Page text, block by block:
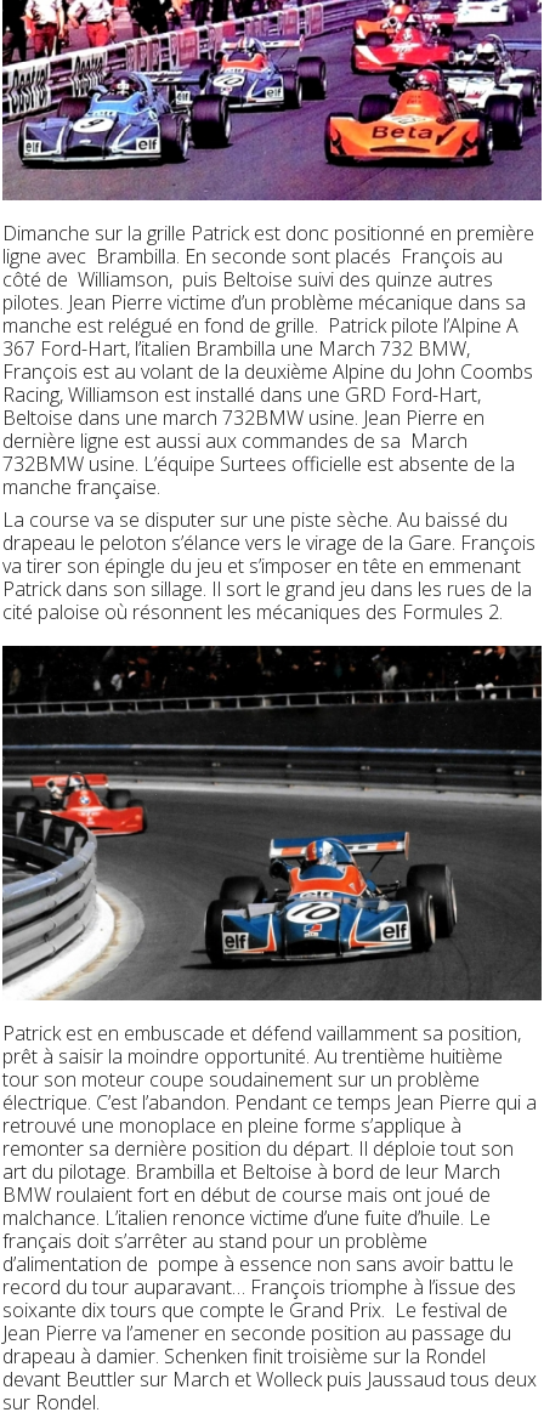
Dimanche sur la grille Patrick est donc positionné en première
ligne avec Brambilla. En seconde sont placés François au
côté de Williamson, puis Beltoise suivi des quinze autres
pilotes. Jean Pierre victime d’un problème mécanique dans sa
manche est relégué en fond de grille. Patrick pilote l’Alpine A
367 Ford-Hart, l’italien Brambilla une March 732 BMW,
François est au volant de la deuxième Alpine du John Coombs
Racing, Williamson est installé dans une GRD Ford-Hart,
Beltoise dans une march 732BMW usine. Jean Pierre en
dernière ligne est aussi aux commandes de sa March
732BMW usine. L’équipe Surtees officielle est absente de la
manche française.
La course va se disputer sur une piste sèche. Au baissé du
drapeau le peloton s’élance vers le virage de la Gare. François
va tirer son épingle du jeu et s’imposer en tête en emmenant
Patrick dans son sillage. Il sort le grand jeu dans les rues de la
cité paloise où résonnent les mécaniques des Formules 2.
Patrick est en embuscade et défend vaillamment sa position,
prêt à saisir la moindre opportunité. Au trentième huitième
tour son moteur coupe soudainement sur un problème
électrique. C’est l’abandon. Pendant ce temps Jean Pierre qui a
retrouvé une monoplace en pleine forme s’applique à
remonter sa dernière position du départ. Il déploie tout son
art du pilotage. Brambilla et Beltoise à bord de leur March
BMW roulaient fort en début de course mais ont joué de
malchance. L’italien renonce victime d’une fuite d’huile. Le
français doit s’arrêter au stand pour un problème
d’alimentation de pompe à essence non sans avoir battu le
record du tour auparavant… François triomphe à l’issue des
soixante dix tours que compte le Grand Prix. Le festival de
Jean Pierre va l’amener en seconde position au passage du
drapeau à damier. Schenken finit troisième sur la Rondel
devant Beuttler sur March et Wolleck puis Jaussaud tous deux
sur Rondel.